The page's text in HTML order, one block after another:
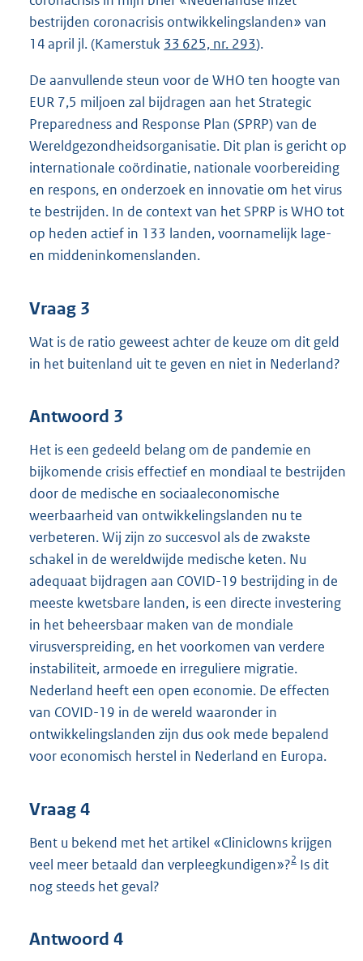
bestrijden coronacrisis ontwikkelingslanden» van
14 april jl. (Kamerstuk 33 625, nr. 293).
De aanvullende steun voor de WHO ten hoogte van
EUR 7,5 miljoen zal bijdragen aan het Strategic
Preparedness and Response Plan (SPRP) van de
Wereldgezondheidsorganisatie. Dit plan is gericht op
internationale coördinatie, nationale voorbereiding
en respons, en onderzoek en innovatie om het virus
te bestrijden. In de context van het SPRP is WHO tot
op heden actief in 133 landen, voornamelijk lage-
en middeninkomenslanden.
Vraag 3
Wat is de ratio geweest achter de keuze om dit geld
in het buitenland uit te geven en niet in Nederland?
Antwoord 3
Het is een gedeeld belang om de pandemie en
bijkomende crisis effectief en mondiaal te bestrijden
door de medische en sociaaleconomische
weerbaarheid van ontwikkelingslanden nu te
verbeteren. Wij zijn zo succesvol als de zwakste
schakel in de wereldwijde medische keten. Nu
adequaat bijdragen aan COVID-19 bestrijding in de
meeste kwetsbare landen, is een directe investering
in het beheersbaar maken van de mondiale
virusverspreiding, en het voorkomen van verdere
instabiliteit, armoede en irreguliere migratie.
Nederland heeft een open economie. De effecten
van COVID-19 in de wereld waaronder in
ontwikkelingslanden zijn dus ook mede bepalend
voor economisch herstel in Nederland en Europa.
Vraag 4
Bent u bekend met het artikel «Cliniclowns krijgen
veel meer betaald dan verpleegkundigen»?2 Is dit
nog steeds het geval?
Antwoord 4